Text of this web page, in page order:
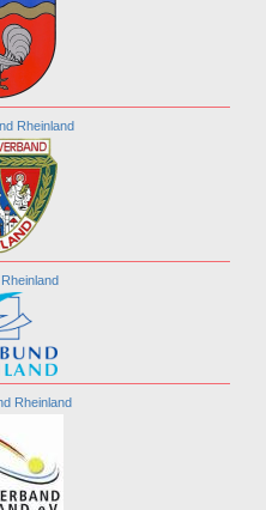
Rheinland
Rheinland